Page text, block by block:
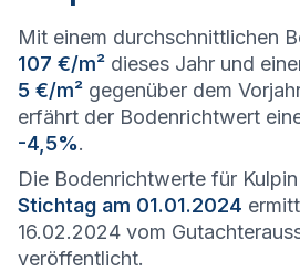
Mit einem durchschnittlichen
107 €/m² dieses Jahr und
5 €/m² gegenüber dem
erfährt der Bodenrichtwert
-4,5%.
Die Bodenrichtwerte für
Stichtag am 01.01.2024
16.02.2024 vom
veröffentlicht.